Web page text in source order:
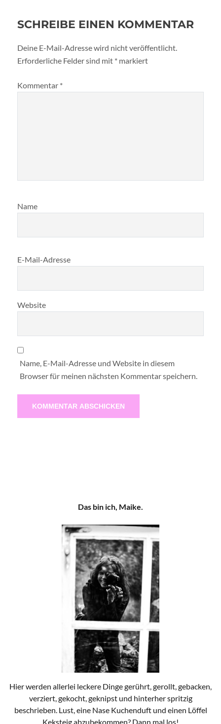
SCHREIBE EINEN KOMMENTAR
Deine E-Mail-Adresse wird nicht veröffentlicht.
Erforderliche Felder sind mit * markiert
Kommentar *
Name
E-Mail-Adresse
Website
Name, E-Mail-Adresse und Website in diesem
Browser für meinen nächsten Kommentar speichern.
Das bin ich, Maike.
Hier werden allerlei leckere Dinge gerührt, gerollt, gebacken,
verziert, gekocht, geknipst und hinterher spritzig
beschrieben. Lust, eine Nase Kuchenduft und einen Löffel
Keksteig abzubekommen? Dann mal los!